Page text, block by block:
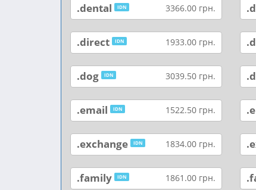
.dental IDN 3366.00 грн.
.direct IDN 1933.00 грн.
.dog IDN 3039.50 грн.
.email IDN 1522.50 грн.
.exchange IDN 1834.00 грн.
.family IDN 1861.00 грн.